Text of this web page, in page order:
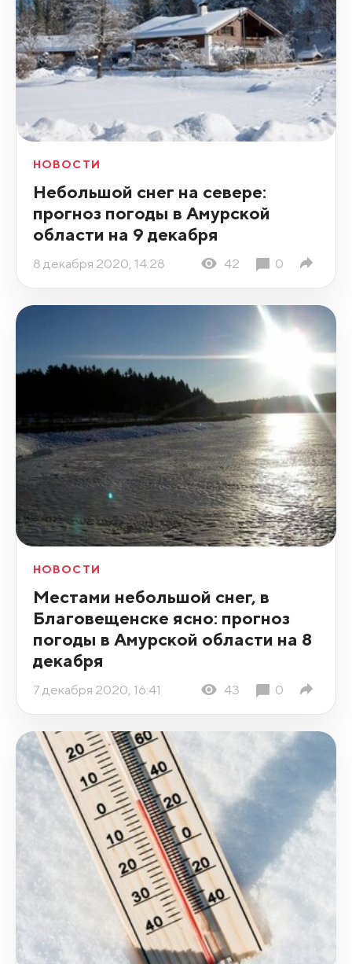
НОВОСТИ
Небольшой снег на севере:
прогноз погоды в Амурской
области на 9 декабря
8 декабря 2020, 14:28 42 0
НОВОСТИ
Местами небольшой снег, в
Благовещенске ясно: прогноз
погоды в Амурской области на 8
декабря
7 декабря 2020, 16:41 43 0